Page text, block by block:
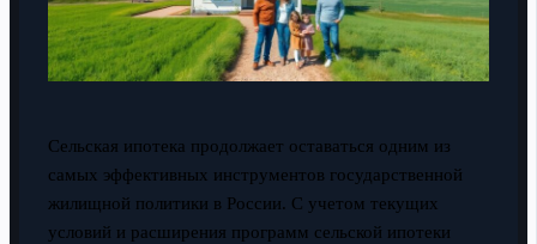
Сельская ипотека продолжает оставаться одним из
самых эффективных инструментов государственной
жилищной политики в России. С учетом текущих
условий и расширения программ сельской ипотеки